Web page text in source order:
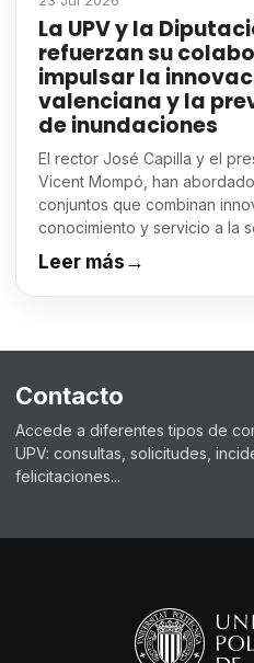
La UPV y la
refuerzan su
impulsar la
valenciana y la
de inundaciones
El rector José Capilla y el
Vicent Mompó, han
conjuntos que combinan
conocimiento y servicio a la
Leer más→
Contacto
Accede a diferentes tipos de
UPV: consultas, solicitudes,
felicitaciones...